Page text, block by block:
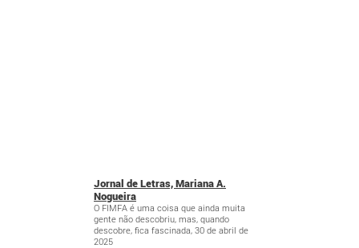
Jornal de Letras, Mariana A.
Nogueira
O FIMFA é uma coisa que ainda muita
gente não descobriu, mas, quando
descobre, fica fascinada, 30 de abril de
2025